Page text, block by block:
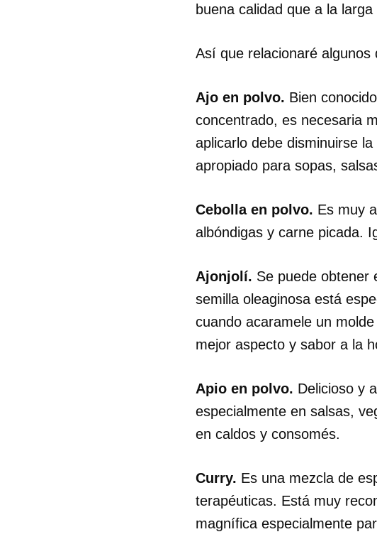
buena calidad que a la
Así que relacionaré algunos
Ajo en polvo. Bien
concentrado, es necesaria
aplicarlo debe disminuirse
apropiado para sopas,
Cebolla en polvo. Es muy
albóndigas y carne picada.
Ajonjolí. Se puede obtener
semilla oleaginosa está
cuando acaramele un
mejor aspecto y sabor a la
Apio en polvo. Delicioso y
especialmente en salsas,
en caldos y consomés.
Curry. Es una mezcla de
terapéuticas. Está muy
magnífica especialmente